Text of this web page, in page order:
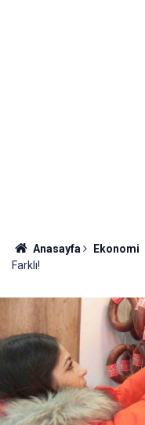
Anasayfa Ekonomi
Farklı!